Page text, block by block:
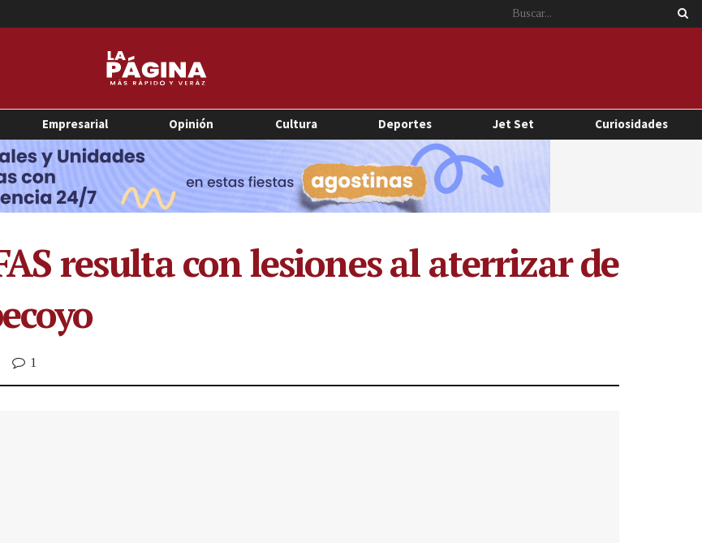
Empresarial Opinión Cultura Deportes Jet Set Curiosidades
resulta con lesiones al aterrizar de
1